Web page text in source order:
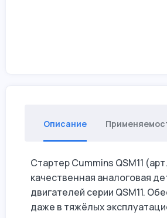
Описание
Стартер Cummins QSM11
качественная аналоговая
двигателей серии QSM11.
даже в тяжёлых